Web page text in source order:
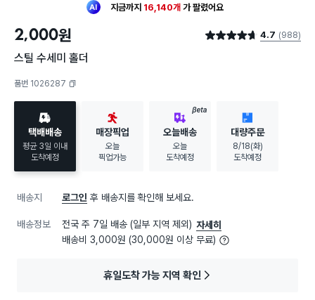
지금까지 16,140개 가팔렸어요
구매했어요
2,000원 별점 4.7점 4.7 (988)
스틸 수세미 홀더
품번 1026287
택배배송
평균 3일 이내
도착예정
매장픽업
오늘
픽업가능
BETA
오늘배송
오늘
도착예정
대량주문
8/18(화)
도착예정
배송지 로그인 후 배송지를 확인해 보세요.
배송정보 전국 주 7일 배송 (일부 지역 제외) 자세히
배송비 3,000원 (30,000원 이상 무료)
휴일도착 가능 지역 확인